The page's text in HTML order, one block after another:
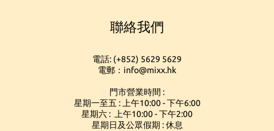
聯絡我們
電話: (+852) 5629 5629
電郵：info@mixx.hk
門市營業時間 :
星期一至五 : 上午10:00 - 下午6:00
星期六 : 上午10:00 - 下午2:00
星期日及公眾假期 : 休息